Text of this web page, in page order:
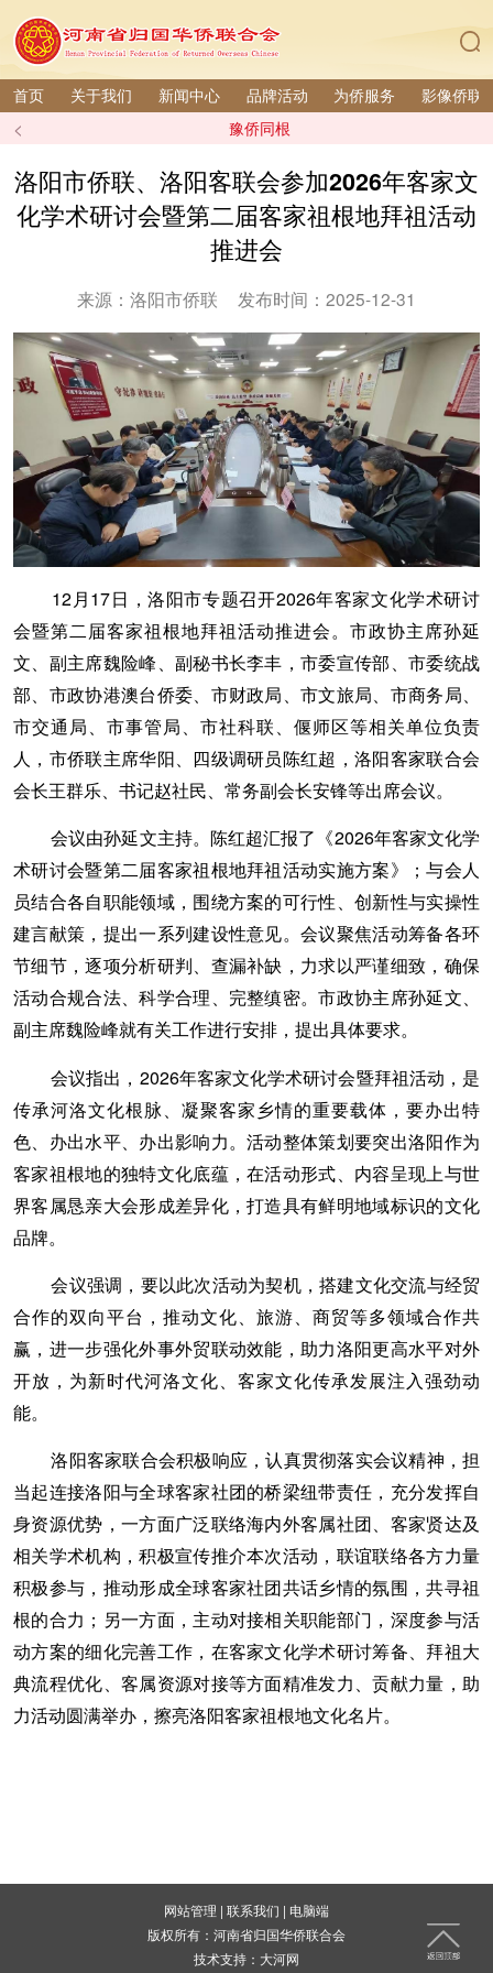
首页 关于我们 新闻中心 品牌活动 为侨服务 影像侨联
< 豫侨同根
洛阳市侨联、洛阳客联会参加2026年客家文
化学术研讨会暨第二届客家祖根地拜祖活动
推进会
来源：洛阳市侨联 发布时间：2025-12-31
12月17日，洛阳市专题召开2026年客家文化学术研讨
会暨第二届客家祖根地拜祖活动推进会。市政协主席孙延
文、副主席魏险峰、副秘书长李丰，市委宣传部、市委统战
部、市政协港澳台侨委、市财政局、市文旅局、市商务局、
市交通局、市事管局、市社科联、偃师区等相关单位负责
人，市侨联主席华阳、四级调研员陈红超，洛阳客家联合会
会长王群乐、书记赵社民、常务副会长安锋等出席会议。
会议由孙延文主持。陈红超汇报了《2026年客家文化学
术研讨会暨第二届客家祖根地拜祖活动实施方案》；与会人
员结合各自职能领域，围绕方案的可行性、创新性与实操性
建言献策，提出一系列建设性意见。会议聚焦活动筹备各环
节细节，逐项分析研判、查漏补缺，力求以严谨细致，确保
活动合规合法、科学合理、完整缜密。市政协主席孙延文、
副主席魏险峰就有关工作进行安排，提出具体要求。
会议指出，2026年客家文化学术研讨会暨拜祖活动，是
传承河洛文化根脉、凝聚客家乡情的重要载体，要办出特
色、办出水平、办出影响力。活动整体策划要突出洛阳作为
客家祖根地的独特文化底蕴，在活动形式、内容呈现上与世
界客属恳亲大会形成差异化，打造具有鲜明地域标识的文化
品牌。
会议强调，要以此次活动为契机，搭建文化交流与经贸
合作的双向平台，推动文化、旅游、商贸等多领域合作共
赢，进一步强化外事外贸联动效能，助力洛阳更高水平对外
开放，为新时代河洛文化、客家文化传承发展注入强劲动
能。
洛阳客家联合会积极响应，认真贯彻落实会议精神，担
当起连接洛阳与全球客家社团的桥梁纽带责任，充分发挥自
身资源优势，一方面广泛联络海内外客属社团、客家贤达及
相关学术机构，积极宣传推介本次活动，联谊联络各方力量
积极参与，推动形成全球客家社团共话乡情的氛围，共寻祖
根的合力；另一方面，主动对接相关职能部门，深度参与活
动方案的细化完善工作，在客家文化学术研讨筹备、拜祖大
典流程优化、客属资源对接等方面精准发力、贡献力量，助
力活动圆满举办，擦亮洛阳客家祖根地文化名片。
网站管理 | 联系我们 | 电脑端
版权所有：河南省归国华侨联合会
技术支持： 大河网